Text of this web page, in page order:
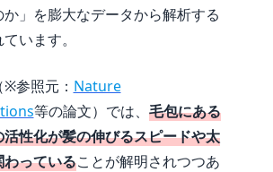
」を膨大なデータから解析する
います。
参照元： Nature
等の論文）では、 毛包にある
性化が髪の伸びるスピードや太
っていることが解明されつつあ